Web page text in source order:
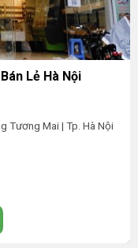
Lẻ Hà Nội
Tương Mai | Tp. Hà Nội